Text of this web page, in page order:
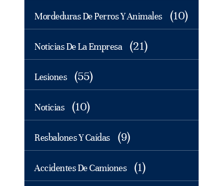
Mordeduras De Perros Y Animales (10)
Noticias De La Empresa (21)
Lesiones (55)
Noticias (10)
Resbalones Y Caídas (9)
Accidentes De Camiones (1)